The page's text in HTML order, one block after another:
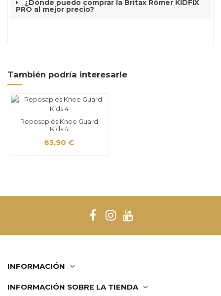
¿Dónde puedo comprar la Britax Römer KIDFIX
PRO al mejor precio?
También podría interesarle
Reposapiés Knee Guard
Kids 4
85,90 €
INFORMACIÓN
INFORMACIÓN SOBRE LA TIENDA